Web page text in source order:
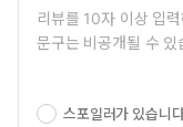
화를 시작하게 되는데,
화가 즐겁게 느껴진다.
파리의 허름한 거리를
춤을 추면서 사람들에
스포일러가 있습니